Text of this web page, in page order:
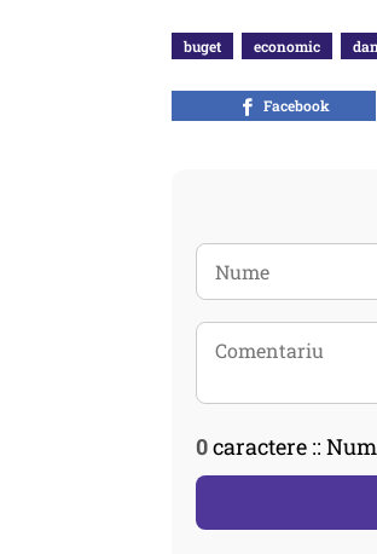
buget economic
Facebook
0caractere ::